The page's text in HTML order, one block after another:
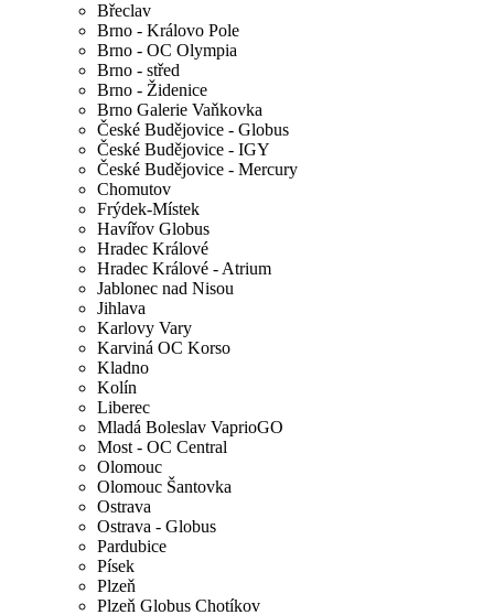
Břeclav
Brno - Královo Pole
Brno - OC Olympia
Brno - střed
Brno - Židenice
Brno Galerie Vaňkovka
České Budějovice - Globus
České Budějovice - IGY
České Budějovice - Mercury
Chomutov
Frýdek-Místek
Havířov Globus
Hradec Králové
Hradec Králové - Atrium
Jablonec nad Nisou
Jihlava
Karlovy Vary
Karviná OC Korso
Kladno
Kolín
Liberec
Mladá Boleslav VaprioGO
Most - OC Central
Olomouc
Olomouc Šantovka
Ostrava
Ostrava - Globus
Pardubice
Písek
Plzeň
Plzeň Globus Chotíkov